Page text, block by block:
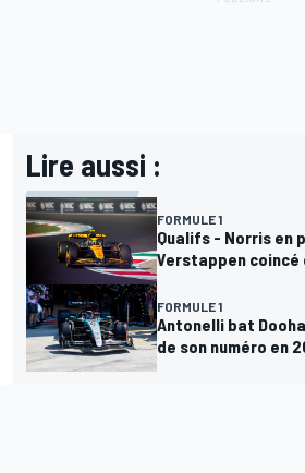
Lire aussi :
FORMULE 1
Qualifs - Norris en
Verstappen coincé
FORMULE 1
Antonelli bat
de son numéro en